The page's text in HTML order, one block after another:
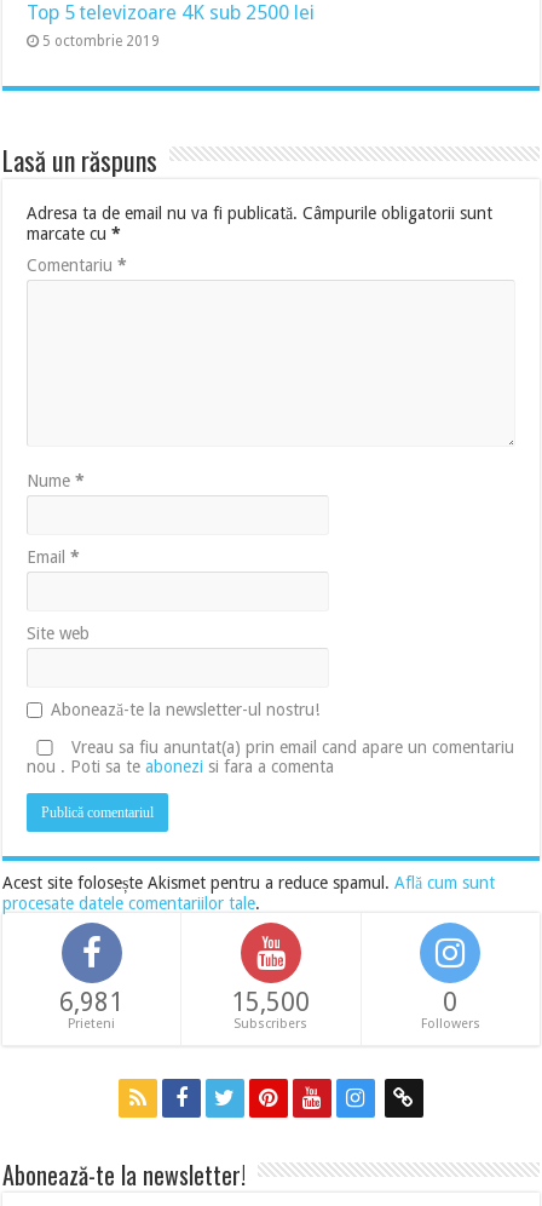
Top 5 televizoare 4K sub 2500 lei
5 octombrie 2019
Lasă un răspuns
Adresa ta de email nu va fi publicată. Câmpurile obligatorii sunt
marcate cu*
Comentariu*
Nume*
Email*
Site web
Abonează-te la newsletter-ul nostru!
Vreau sa fiu anuntat(a) prin email cand apare un comentariu
nou . Poti sa teabonezi si fara a comenta
Acest site folosește Akismet pentru a reduce spamul.Află cum sunt
procesate datele comentariilor tale.
6,981
Prieteni
15,500
Subscribers
0
Followers
Abonează-te la newsletter!